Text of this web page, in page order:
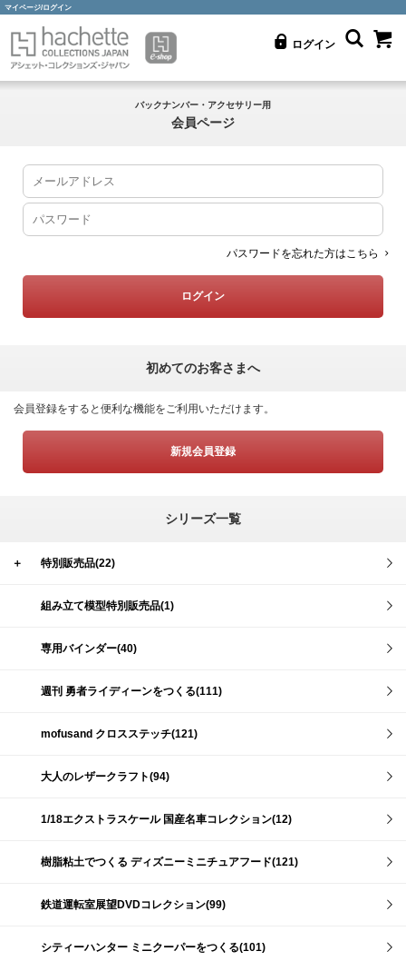
マイページ/ログイン
ログイン
バックナンバー・アクセサリー用
会員ページ
パスワードを忘れた方はこちら
初めてのお客さまへ
会員登録をすると便利な機能をご利用いただけます。
新規会員登録
シリーズ一覧
＋ 特別販売品(22)
組み立て模型特別販売品(1)
専用バインダー(40)
週刊 勇者ライディーンをつくる(111)
mofusand クロスステッチ(121)
大人のレザークラフト(94)
1/18エクストラスケール 国産名車コレクション(12)
樹脂粘土でつくる ディズニーミニチュアフード(121)
鉄道運転室展望DVDコレクション(99)
シティーハンター ミニクーパーをつくる(101)